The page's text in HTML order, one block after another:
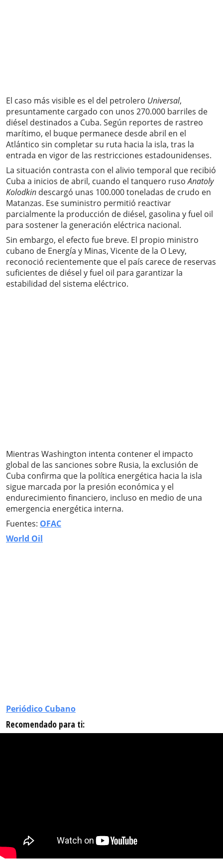
El caso más visible es el del petrolero Universal,
presuntamente cargado con unos 270.000 barriles de
diésel destinados a Cuba. Según reportes de rastreo
marítimo, el buque permanece desde abril en el
Atlántico sin completar su ruta hacia la isla, tras la
entrada en vigor de las restricciones estadounidenses.
La situación contrasta con el alivio temporal que recibió
Cuba a inicios de abril, cuando el tanquero rusoAnatoly
Kolodkin descargó unas 100.000 toneladas de crudo en
Matanzas. Ese suministro permitió reactivar
parcialmente la producción de diésel, gasolina y fuel oil
para sostener la generación eléctrica nacional.
Sin embargo, el efecto fue breve. El propio ministro
cubano de Energía y Minas, Vicente de la O Levy,
reconoció recientemente que el país carece de reservas
suficientes de diésel y fuel oil para garantizar la
estabilidad del sistema eléctrico.
Mientras Washington intenta contener el impacto
global de las sanciones sobre Rusia, la exclusión de
Cuba confirma que la política energética hacia la isla
sigue marcada por la presión económica y el
endurecimiento financiero, incluso en medio de una
emergencia energética interna.
Fuentes: OFAC
World Oil
Periódico Cubano
Recomendado para ti: